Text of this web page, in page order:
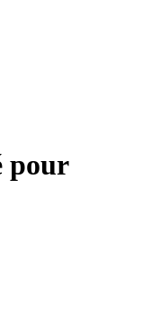
pour